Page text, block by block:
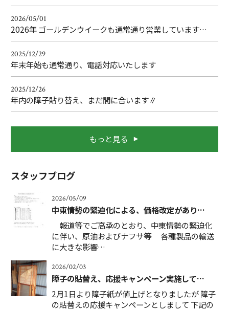
2026/05/01
2026年 ゴールデンウイークも通常通り営業しています…
2025/12/29
年末年始も通常通り、電話対応いたします
2025/12/26
年内の障子貼り替え、まだ間に合います∥
もっと見る
スタッフブログ
2026/05/09
中東情勢の緊迫化による、価格改定があり…
報道等でご高承のとおり、中東情勢の緊迫化
に伴い、原油およびナフサ等 各種製品の輸送
に大きな影響…
2026/02/03
障子の貼替え、応援キャンペーン実施して…
2月1日より障子紙が値上げとなりましたが 障子
の貼替えの応援キャンペーンとしまして 下記の